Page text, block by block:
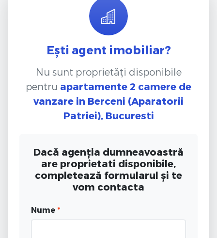
Ești agent imobiliar?
Nu sunt proprietăți disponibile
pentru apartamente 2 camere de
vanzare in Berceni (Aparatorii
Patriei), Bucuresti
Dacă agenția dumneavoastră
are proprietati disponibile,
completează formularul și te
vom contacta
Nume *